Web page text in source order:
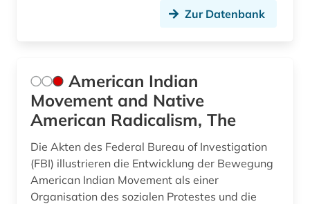
hethitisch (1)
hexe (1)
hexenglaube (1)
hexenprozess (1)
hexenverfolgung (1)
hexerei (1)
Zur Datenbank
American Indian
Movement and Native
American Radicalism, The
Die Akten des Federal Bureau of Investigation
(FBI) illustrieren die Entwicklung der Bewegung
American Indian Movement als einer
Organisation des sozialen Protestes und die